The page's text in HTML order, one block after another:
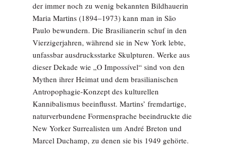
der immer noch zu wenig bekannten Bildhauerin
Maria Martins (1894–1973) kann man in São
Paulo bewundern. Die Brasilianerin schuf in den
Vierzigerjahren, während sie in New York lebte,
unfassbar ausdrucksstarke Skulpturen. Werke aus
dieser Dekade wie „O Impossível“ sind von den
Mythen ihrer Heimat und dem brasilianischen
Antropophagie-Konzept des kulturellen
Kannibalismus beeinflusst. Martins’ fremdartige,
naturverbundene Formensprache beeindruckte die
New Yorker Surrealisten um André Breton und
Marcel Duchamp, zu denen sie bis 1949 gehörte.